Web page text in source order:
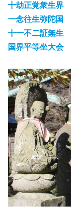
十劫正覚衆生界
一念往生弥陀国
十一不二証無生
国界平等坐大会